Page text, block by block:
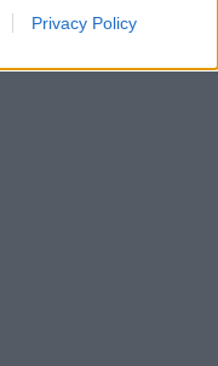
Privacy Policy